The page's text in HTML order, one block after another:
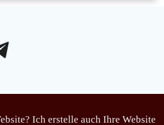
Ich erstelle auch Ihre Website